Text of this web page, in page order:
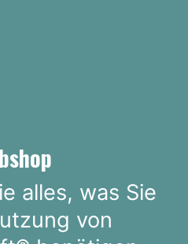
alles, was Sie
von